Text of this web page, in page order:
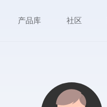
产品库 社区